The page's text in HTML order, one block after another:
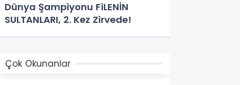
Dünya Şampiyonu FiLENİN
SULTANLARI, 2. Kez Zirvede!
Çok Okunanlar